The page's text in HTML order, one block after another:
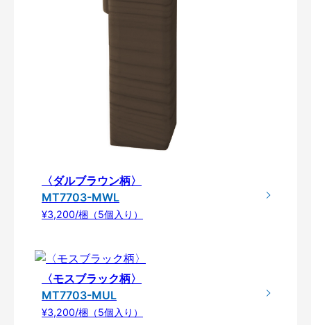
〈ダルブラウン柄〉
MT7703-MWL
¥3,200/梱（5個入り）
〈モスブラック柄〉
MT7703-MUL
¥3,200/梱（5個入り）